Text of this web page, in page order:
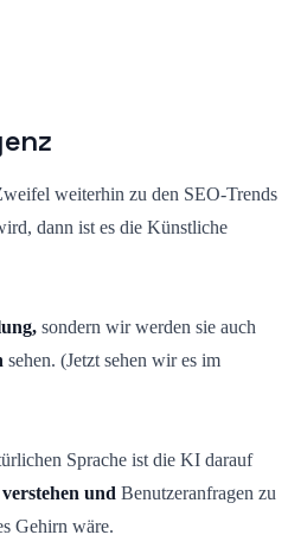
weiterhin zu den SEO-Trends
dann ist es die Künstliche
sondern wir werden sie auch
sehen. (Jetzt sehen wir es im
Sprache ist die KI darauf
und Benutzeranfragen zu
Gehirn wäre.